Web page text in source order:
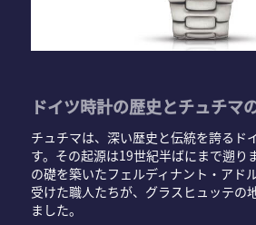
ドイツ時計の歴史とチュチマ
チュチマは、深い歴史と伝統を誇るド
す。その起源は19世紀半ばにまで遡り
の礎を築いたフェルディナント・アド
受けた職人たちが、グラスヒュッテの
ました。